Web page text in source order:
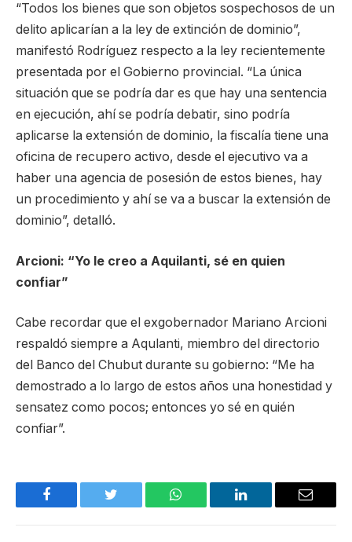
“Todos los bienes que son objetos sospechosos de un
delito aplicarían a la ley de extinción de dominio”,
manifestó Rodríguez respecto a la ley recientemente
presentada por el Gobierno provincial. “La única
situación que se podría dar es que hay una sentencia
en ejecución, ahí se podría debatir, sino podría
aplicarse la extensión de dominio, la fiscalía tiene una
oficina de recupero activo, desde el ejecutivo va a
haber una agencia de posesión de estos bienes, hay
un procedimiento y ahí se va a buscar la extensión de
dominio”, detalló.
Arcioni: “Yo le creo a Aquilanti, sé en quien
confiar”
Cabe recordar que el exgobernador Mariano Arcioni
respaldó siempre a Aqulanti, miembro del directorio
del Banco del Chubut durante su gobierno: “Me ha
demostrado a lo largo de estos años una honestidad y
sensatez como pocos; entonces yo sé en quién
confiar”.
Facebook Twitter WhatsApp LinkedIn Email